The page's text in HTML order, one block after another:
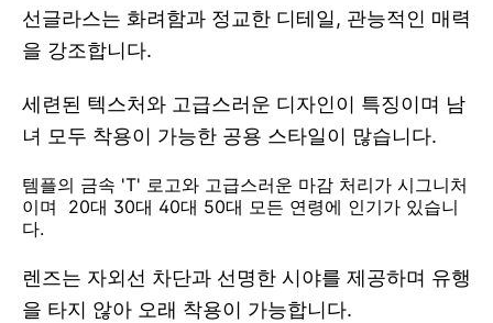
선글라스는 화려함과 정교한 디테일, 관능적인 매력
을 강조합니다.
세련된 텍스처와 고급스러운 디자인이 특징이며 남
녀 모두 착용이 가능한 공용 스타일이 많습니다.
템플의 금속 'T' 로고와 고급스러운 마감 처리가 시그니처
이며 20대 30대 40대 50대 모든 연령에 인기가 있습니
다.
렌즈는 자외선 차단과 선명한 시야를 제공하며 유행
을 타지 않아 오래 착용이 가능합니다.